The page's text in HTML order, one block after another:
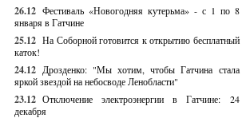
26.12 Фестиваль «Новогодняя кутерьма» - с 1 по 8
января в Гатчине
25.12 На Соборной готовится к открытию бесплатный
каток!
24.12 Дрозденко: "Мы хотим, чтобы Гатчина стала
яркой звездой на небосводе Ленобласти"
23.12 Отключение электроэнергии в Гатчине: 24
декабря